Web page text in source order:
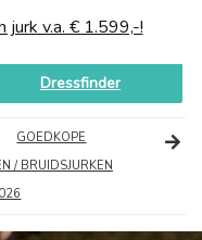
jurk v.a. € 1.599,-!
Dressfinder
GOEDKOPE
/ BRUIDSJURKEN